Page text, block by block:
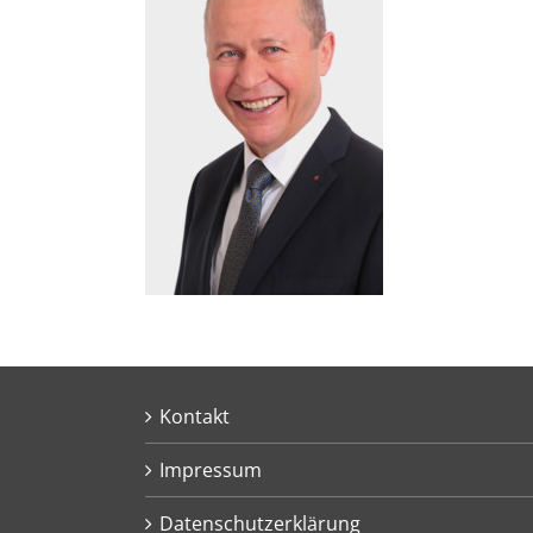
Kontakt
Impressum
Datenschutzerklärung